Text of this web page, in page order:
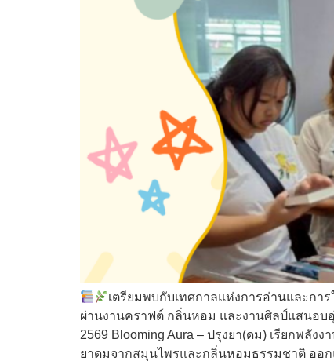
เตรียมพบกับเทศกาลแห่งการอ่านและกา
ผ่านงานคราฟต์ กลิ่นหอม และงานศิลป์แสนอบ
2569 Blooming Aura – ปรุงยา(ดม) เรียกพลั
ยาดมจากสมุนไพรและกลิ่นหอมธรรมชาติ ออก